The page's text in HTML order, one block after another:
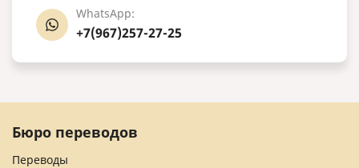
WhatsApp:
+7(967)257-27-25
Бюро переводов
Переводы